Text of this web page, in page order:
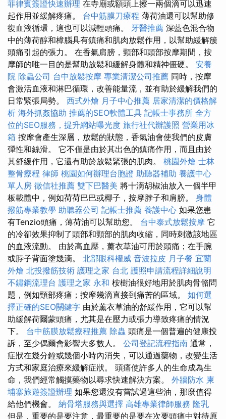
菲律賓簽證快速辦理 在寺廟或額頭上擦一兩個滴可以迅速
起作用並緩解疼痛。 台中筋膜刀療程 薄荷油還可以幫助修
復血液循環，這也可以減輕頭痛。 牙醫推薦 深藍色混合物
中的薄荷醇和樟腦具有鎮痛和肌肉放鬆作用，以幫助緩解簇
頭痛引起的張力。 在香氣肩膀，頸部和頭部按摩期間，按
摩師的唯一目的是幫助放鬆和緩解身體和精神僵硬。 安養
院 除蟲公司 台中放鬆按摩 專業清潔公司推薦 同時，按摩
會激活血液和淋巴循環，改善能量流，並有助於緩解我們的
日常緊張局勢。 西式外燴 月子中心推薦 居家清潔的價格解
析 海外抓姦協助 推薦的SEO軟體工具 記帳士事務所 全方
位的SEO服務，提升網站曝光度 旅行社代辦護照 營業用冰
箱 按摩會產生深層，放鬆的狀態，香氣油會使我們的皮膚
彈性和絲滑。 它不僅是由於其出色的鎮痛作用，而且由於
其舒緩作用，它還有助於放鬆緊張的肌肉。 桃園外燴 士林
整骨療程 律師 桃園如何辦理台胞證 助聽器補助 養護中心
單人房 徵信社推薦 雙下巴醫美 將十滴胡椒油放入一個半甲
板載體中，例如荷荷巴巴或椰子，按摩脖子和肩膀。 身體
撥筋專業教學 助聽器公司 記帳士推薦 養護中心 如果您患
有Tenzio頭痛，薄荷油可以幫助您。 台中泰式放鬆按摩 它
的冷卻效果抑制了頭部和頸部的肌肉收縮，同時刺激該地區
的血液流動。 由於高血壓，薰衣草油可用於頭痛；在手腕
或脖子背面塗幾滴。 北部眼科權威 音波拉皮 月子餐 宜蘭
外燴 北投撥筋技術 護理之家 台北 護照申請流程詳細說明
不鏽鋼流理台 護理之家 永和 桉樹油很好地用於肌肉骨骼問
題，例如頸部疼痛；按摩幾滴直接到痛苦的區域。 如何選
擇正確的SEO關鍵字 由於薰衣草油的舒緩作用，它可以幫
助緩解荷爾蒙頭痛，尤其是在壓力或張力導致疼痛的情況
下。 台中筋膜放鬆療程推薦 除蟲 頭痛是一個普遍的健康投
訴，至少偶爾會影響大多數人。 公司登記流程指南 通常，
症狀在幾分鐘或幾個小時內消失，可以通過藥物，改變生活
方式和家庭治療來緩解症狀。 頭痛使許多人的生命成為生
命，我們經常觸摸藥物以尋求快速解決方案。 外牆防水 柬
埔寨旅遊簽證辦理 如果您還沒有嘗試過這些油，那麼值得
給他們機會。 納骨塔服務與選擇 高雄專業律師服務 隆乳
但是，重要的是要注意，最重要的是要在次要頭痛中對待原